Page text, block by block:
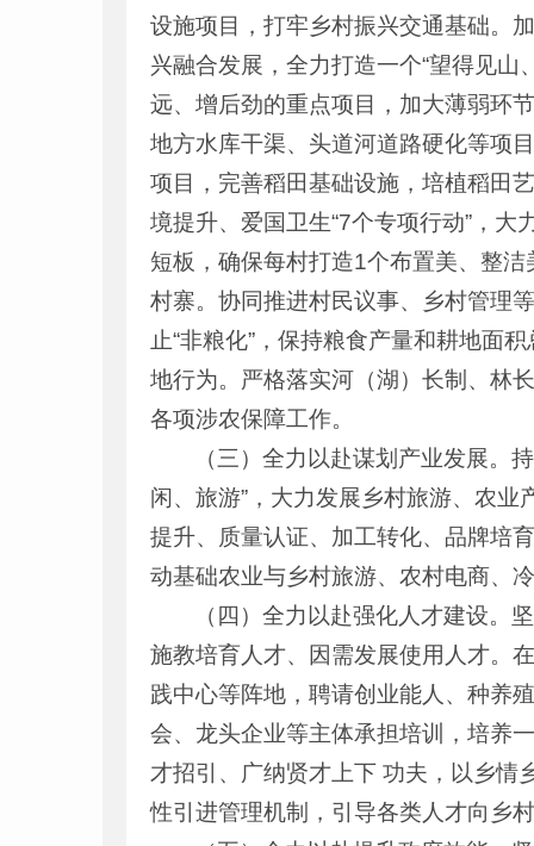
设施项目，打牢乡村振兴交通基础。
兴融合发展，全力打造一个“望得见
远、增后劲的重点项目，加大薄弱环
地方水库干渠、头道河道路硬化等项
项目，完善稻田基础设施，培植稻田
境提升、爱国卫生“7个专项行动”，
短板，确保每村打造1个布置美、整
村寨。协同推进村民议事、乡村管理
止“非粮化”，保持粮食产量和耕地面
地行为。严格落实河（湖）长制、林
各项涉农保障工作。
（三）全力以赴谋划产业发展。
闲、旅游”，大力发展乡村旅游、农
提升、质量认证、加工转化、品牌培
动基础农业与乡村旅游、农村电商、
（四）全力以赴强化人才建设。
施教培育人才、因需发展使用人才。
践中心等阵地，聘请创业能人、种养
会、龙头企业等主体承担培训，培养
才招引、广纳贤才上下 功夫，以乡情
性引进管理机制，引导各类人才向乡